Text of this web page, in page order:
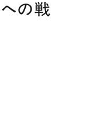
への戦